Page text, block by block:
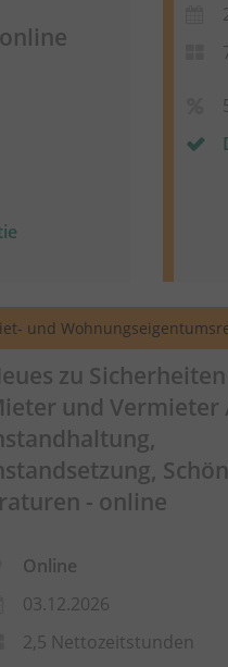
und
zu
und Vermieter
- online
Online
03.12.2026
2,5 Nettozeitstunden